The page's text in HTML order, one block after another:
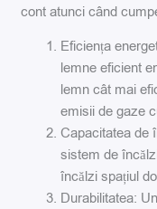
cont atunci când
Eficiența
lemne eficient
lemn cât mai
emisii de gaze
Capacitatea de
sistem de
încălzi spațiul
Durabilitatea: